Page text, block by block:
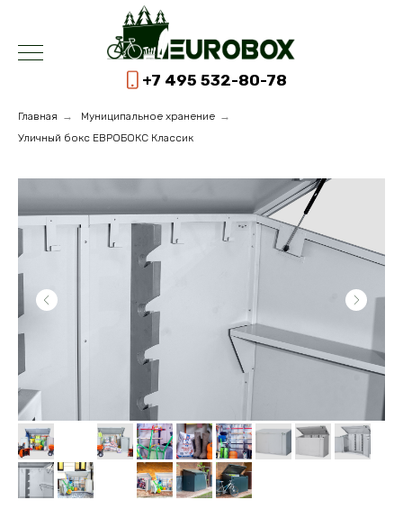
+7 495 532-80-78
Главная → Муниципальное хранение →
Уличный бокс ЕВРОБОКС Классик